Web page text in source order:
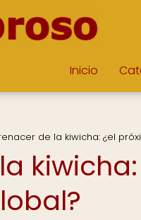
Inicio
de la kiwicha: ¿el